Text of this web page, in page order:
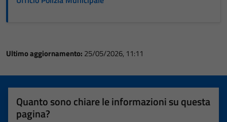
Ultimo aggiornamento: 25/05/2026, 11:11
Quanto sono chiare le informazioni su questa
pagina?